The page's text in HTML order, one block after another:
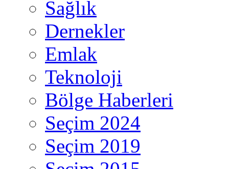
Sağlık
Dernekler
Emlak
Teknoloji
Bölge Haberleri
Seçim 2024
Seçim 2019